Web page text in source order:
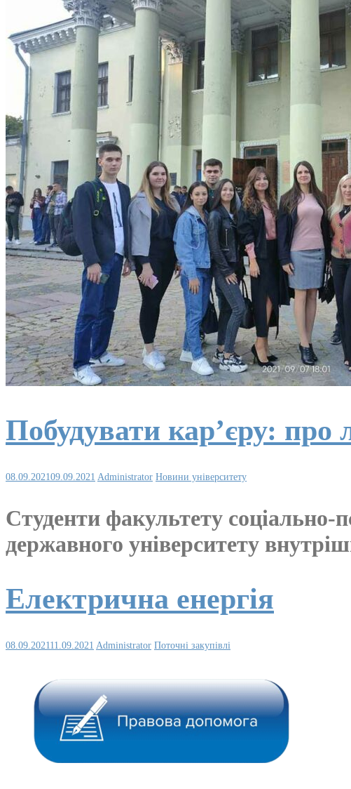
Побудувати кар’єру:
08.09.2021 09.09.2021 Administrator Новини університету
Студенти факультету соціально-
державного університету
Електрична енергія
08.09.202111.09.2021 Administrator Поточні закупівлі